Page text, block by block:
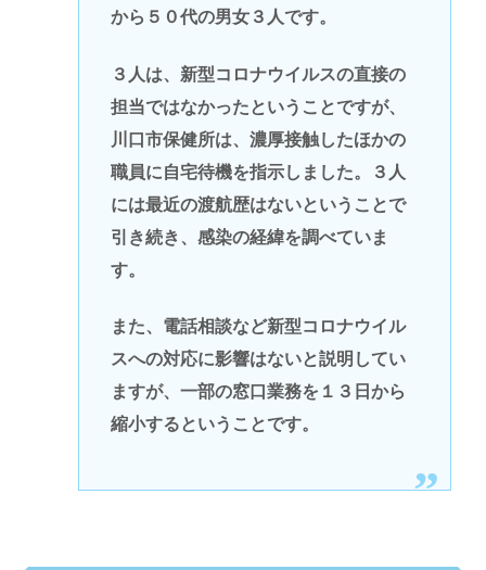
から５０代の男女３人です。
３人は、新型コロナウイルスの直接の
担当ではなかったということですが、
川口市保健所は、濃厚接触したほかの
職員に自宅待機を指示しました。３人
には最近の渡航歴はないということで
引き続き、感染の経緯を調べていま
す。
また、電話相談など新型コロナウイル
スへの対応に影響はないと説明してい
ますが、一部の窓口業務を１３日から
縮小するということです。